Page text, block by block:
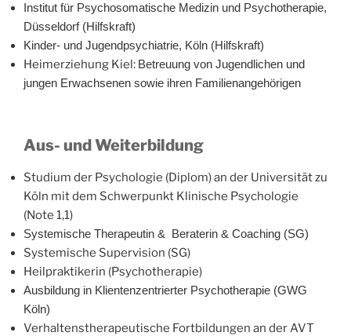
Institut für Psychosomatische Medizin und Psychotherapie,
Düsseldorf (Hilfskraft)
Kinder- und Jugendpsychiatrie, Köln (Hilfskraft)
Heimerziehung Kiel: Betreuung von Jugendlichen und
jungen Erwachsenen sowie ihren Familienangehörigen
Aus- und Weiterbildung
Studium der Psychologie (Diplom) an der Universität zu
Köln mit dem Schwerpunkt Klinische Psychologie
(Note 1,1)
Systemische Therapeutin & Beraterin & Coaching (SG)
Systemische Supervision (SG)
Heilpraktikerin (Psychotherapie)
Ausbildung in Klientenzentrierter Psychotherapie (GWG
Köln)
Verhaltenstherapeutische Fortbildungen an der AVT